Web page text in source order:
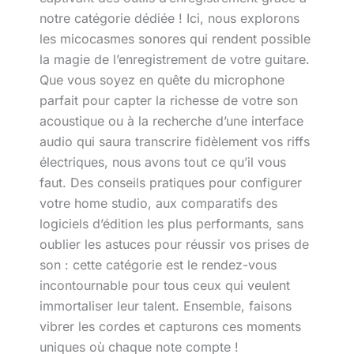
notre catégorie dédiée ! Ici, nous explorons
les micocasmes sonores qui rendent possible
la magie de l’enregistrement de votre guitare.
Que vous soyez en quête du microphone
parfait pour capter la richesse de votre son
acoustique ou à la recherche d’une interface
audio qui saura transcrire fidèlement vos riffs
électriques, nous avons tout ce qu’il vous
faut. Des conseils pratiques pour configurer
votre home studio, aux comparatifs des
logiciels d’édition les plus performants, sans
oublier les astuces pour réussir vos prises de
son : cette catégorie est le rendez-vous
incontournable pour tous ceux qui veulent
immortaliser leur talent. Ensemble, faisons
vibrer les cordes et capturons ces moments
uniques où chaque note compte !